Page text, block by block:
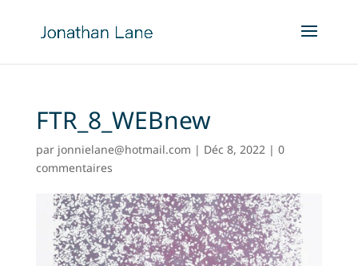
FTR_8_WEBnew
par jonnielane@hotmail.com | Déc 8, 2022| 0
commentaires